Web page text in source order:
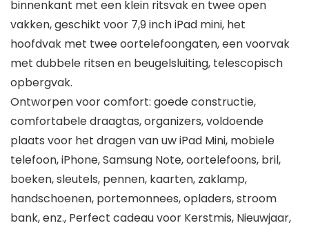
binnenkant met een klein ritsvak en twee open
vakken, geschikt voor 7,9 inch iPad mini, het
hoofdvak met twee oortelefoongaten, een voorvak
met dubbele ritsen en beugelsluiting, telescopisch
opbergvak.
Ontworpen voor comfort: goede constructie,
comfortabele draagtas, organizers, voldoende
plaats voor het dragen van uw iPad Mini, mobiele
telefoon, iPhone, Samsung Note, oortelefoons, bril,
boeken, sleutels, pennen, kaarten, zaklamp,
handschoenen, portemonnees, opladers, stroom
bank, enz., Perfect cadeau voor Kerstmis, Nieuwjaar,